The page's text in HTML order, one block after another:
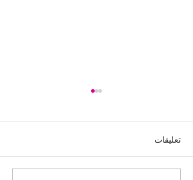
تعليقات